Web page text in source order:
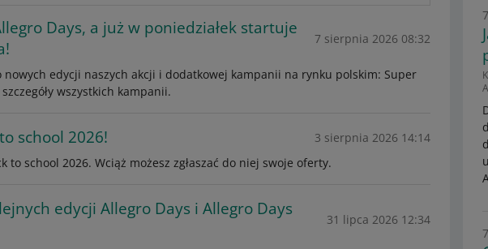
Days, a już w poniedziałek startuje
7 sierpnia 2026 08:32
nowych edycji naszych akcji i dodatkowej kampanii na rynku polskim: Super
wszystkich kampanii.
school 2026!
3 sierpnia 2026 14:14
to school 2026. Wciąż możesz zgłaszać do niej swoje oferty.
edycji Allegro Days i Allegro Days
31 lipca 2026 12:34